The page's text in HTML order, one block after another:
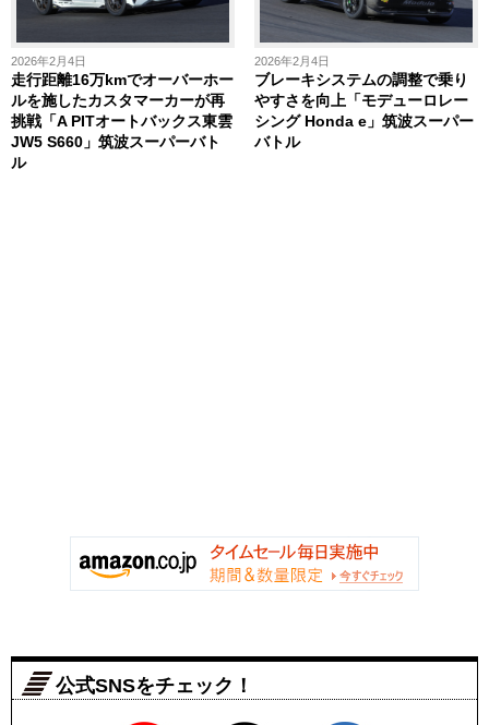
2026年2月4日
走行距離16万kmでオーバーホー
ルを施したカスタマーカーが再
挑戦「A PITオートバックス東雲
JW5 S660」筑波スーパーバト
ル
2026年2月4日
ブレーキシステムの調整で乗り
やすさを向上「モデューロレー
シング Honda e」筑波スーパー
バトル
公式SNSをチェック！